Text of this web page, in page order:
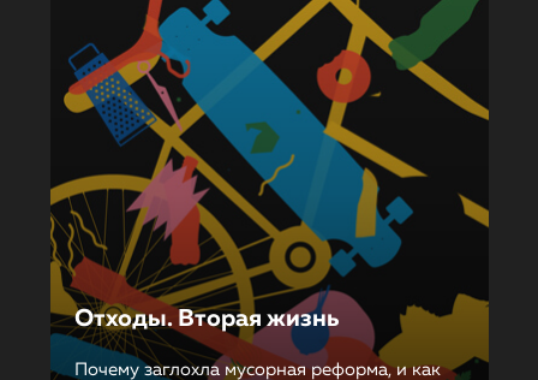
Отходы. Вторая жизнь
Почему заглохла мусорная реформа, и как